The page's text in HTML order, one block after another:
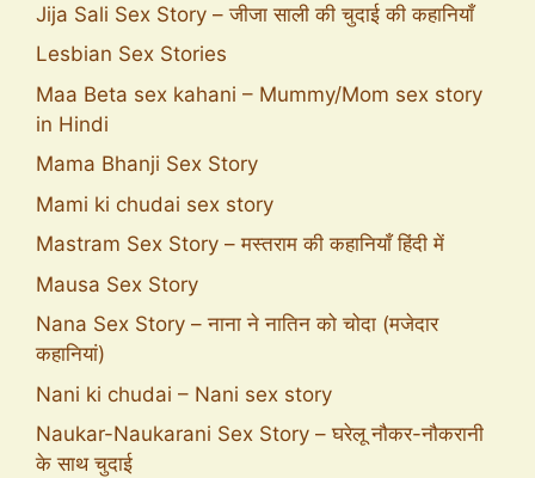
Jija Sali Sex Story – जीजा साली की चुदाई की कहानियाँ
Lesbian Sex Stories
Maa Beta sex kahani – Mummy/Mom sex story
in Hindi
Mama Bhanji Sex Story
Mami ki chudai sex story
Mastram Sex Story – मस्तराम की कहानियाँ हिंदी में
Mausa Sex Story
Nana Sex Story – नाना ने नातिन को चोदा (मजेदार
कहानियां)
Nani ki chudai – Nani sex story
Naukar-Naukarani Sex Story – घरेलू नौकर-नौकरानी
के साथ चुदाई